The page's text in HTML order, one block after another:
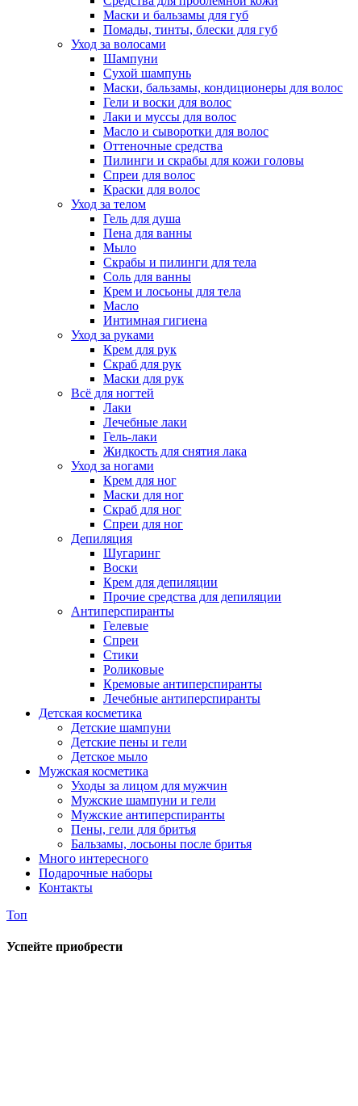
Маски и бальзамы для губ
Помады, тинты, блески для губ
Уход за волосами
Шампуни
Сухой шампунь
Маски, бальзамы, кондиционеры для волос
Гели и воски для волос
Лаки и муссы для волос
Масло и сыворотки для волос
Оттеночные средства
Пилинги и скрабы для кожи головы
Спреи для волос
Краски для волос
Уход за телом
Гель для душа
Пена для ванны
Мыло
Скрабы и пилинги для тела
Соль для ванны
Крем и лосьоны для тела
Масло
Интимная гигиена
Уход за руками
Крем для рук
Скраб для рук
Маски для рук
Всё для ногтей
Лаки
Лечебные лаки
Гель-лаки
Жидкость для снятия лака
Уход за ногами
Крем для ног
Маски для ног
Скраб для ног
Спреи для ног
Депиляция
Шугаринг
Воски
Крем для депиляции
Прочие средства для депиляции
Антиперспиранты
Гелевые
Спреи
Стики
Роликовые
Кремовые антиперспиранты
Лечебные антиперспиранты
Детская косметика
Детские шампуни
Детские пены и гели
Детское мыло
Мужская косметика
Уходы за лицом для мужчин
Мужские шампуни и гели
Мужские антиперспиранты
Пены, гели для бритья
Бальзамы, лосьоны после бритья
Много интересного
Подарочные наборы
Контакты
Топ
Успейте приобрести